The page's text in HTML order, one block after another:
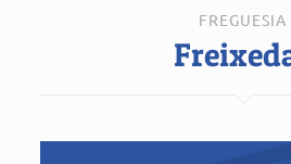
FREGUESIA